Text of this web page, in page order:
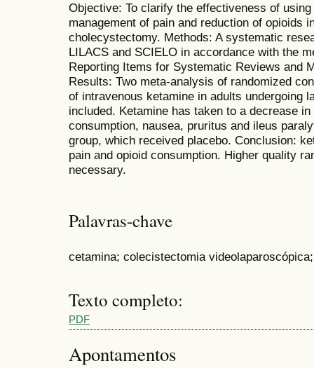
Objective: To clarify the effectiveness of
management of pain and reduction of opioids
cholecystectomy. Methods: A systematic
LILACS and SCIELO in accordance with the
Reporting Items for Systematic Reviews and
Results: Two meta-analysis of randomized
of intravenous ketamine in adults undergoing
included. Ketamine has taken to a decrease
consumption, nausea, pruritus and ileus
group, which received placebo. Conclusion:
pain and opioid consumption. Higher quality
necessary.
Palavras-chave
cetamina; colecistectomia
Texto completo:
PDF
Apontamentos